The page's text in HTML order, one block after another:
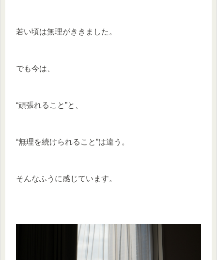
若い頃は無理がききました。
でも今は、
“頑張れること”と、
“無理を続けられること”は違う。
そんなふうに感じています。